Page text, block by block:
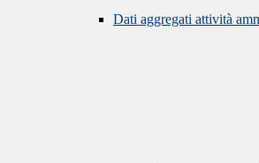
Dati aggregati attività